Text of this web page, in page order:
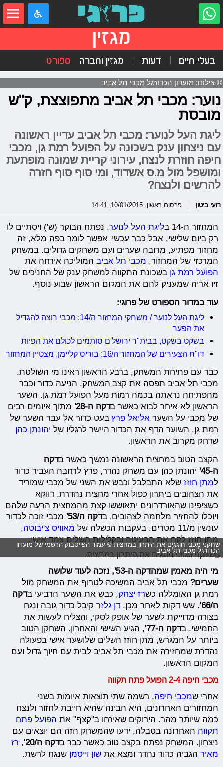
מגזין
בעלי חיים דעות מגזין וחברה ספורט
© צילום: מועדון הכדורגל מכבי תל אביב
נוער: מכבי תל אביב מתפוצצת, ק"ש
מובסת
ליגת העל לנוער: מכבי תל אביב עדיין ראשונה
עם ניצחון ענק בשכונה על הפועל רמת גן, מכבי
חיפה חוזרת לנצח, עירוני קריית שמונה מופתעת
ומושפל מול מ.ס אשדוד, ומי סוף סוף חזרה
להרשים ולנצח?
רועי ביטון פרסום ראשון: 10/01/2015, 14:41
המחזור ה-14 ב ליגת העל לנוער, נפתח הבוקר (ש') ויסתיים לו
רק ביום שלישי, אבל כבר עכשיו אפשר לומר בפה מלא, זה
מחזור מפתיע, מרובה שערים ועם משחקים גדולים. במשחק
המרכזי של המחזור, מכבי תל אביב המוליכה אירחה את
הפועל רמת גן בשכונת התקווה למשחק ענק של החניכים של
זיו אריה שמעניק להם את המקום הראשון שבוע נוסף.
עוד במדור הספורט של פרוגי:
ליגת העל לנוער / משחקי המחזור ה/14: מכבי רוצה להגדיל
את הפער
בשקט בשקט, בבית"ר ירושלים סותמים לכולם את הפיות
דו"ח הצעירים של המחזור ה/16: בוריס קליימן, מצטיין המחזור
כבר עם פתיחת המשחק, ברבע הראשון ראינו מי השולטת.
מכבי תל אביב תפסה את קצב המשחק, הניעה כדור וכבר
מהפתיחה נראתה בכמה רמות מעל הפועל רמת גן. השער
הראשון לא איחר לבוא כאשר בדקה ה-28'
מתוך איומים רבים
של מכבי על השער אליאל פרץ בעט כדור אל עבר השער של
רמת גן, השוער הדף את הכדור היישר לרגליו של יהונתן כהן
שדחק מקרוב את הראשון.
הקצב הטוב במחצית הראשונה נמשך כאשר בדקה
ה-45'
יהונתן כהן עם משחק נהדר, פרץ לרחבה העביר כדור
למתן חוזז שלא התבלבל וכבש את השני של מכבי שמוריד
את הצהובים ביתרון כפול אחרי מחצית נהדרת. דווקא
כשציפינו שהאורדרונים יתאוששו קצת מהמחצית הרעה שלהם
ויוכלו להחזיר מלחמה לצהובים, בדקה ה/53'
מכבי זוכה לכדור
עונשין מ/11 מטרים. בעקבות הכשלה של
מאוויס צ'יבוטה,
מתן חוזז לקח את הבעיטה ובקלילות השלים צמד אישי.
שחקני מכבי חוגגים את היתרון במחצית © עמוד הפייסבוק הרשמי של מועדון
הכדורגל מכבי תל אביב
מי היה מאמין שמהדקה ה-53', נזכה לעוד שלושה
שערים? מכבי תל אביב המשיכה לטרוף את המשחק מול
רמת גן האומללה כשרז יצחק, כבש את השער הרביעי בדקה
ה/66'
. שש דקות לאחר מכן,דן גלזר קיבל כדור גובה ונגח
בצורה מדוייקת לשער של אופק לסקי, והצליח לעשות את
החמישי. בדקה ה-77'
, הגיע השישי והאחרון. השחקן הטוב
ביותר על המגרש, מתן חוזז השלים שלושער אישי בפעולה
נהדרת שמחזירה את מכבי תל אביב לבית עם חיוך גדול ועם
המקום הראשון.
מכבי חיפה 2-4 הפועל פתח תקווה
אחרי שמכבי חיפה, רשמה שתי תוצאות איומות בשני
המחזורים האחרונים, היא הבינה שהיא חייבת לחזור ולנצח
כמה שיותר מהר. הירוקים שאירחו ב"קצף" את הפועל פתח
תקווה האחרונה בטבלה, ידעו שהמשחק הזה הם יוצאים עם
ניצחון. המשחק נפתח בקצב טוב כאשר כבר בדקה ה/20' , רז
מאיר הגביה כדור נהדר ומצא אתשון וייסמן שנגח לרשת.